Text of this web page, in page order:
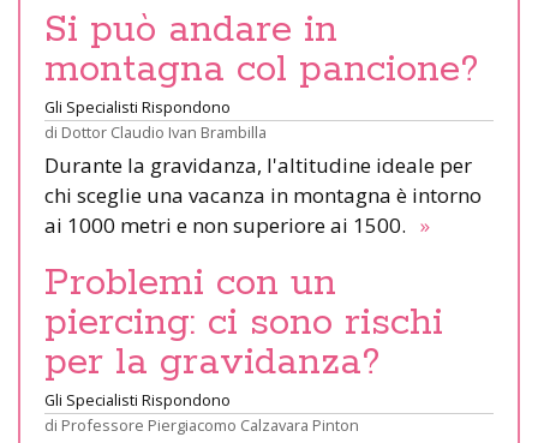
Si può andare in
montagna col pancione?
Gli Specialisti Rispondono
di Dottor Claudio Ivan Brambilla
Durante la gravidanza, l'altitudine ideale per
chi sceglie una vacanza in montagna è intorno
ai 1000 metri e non superiore ai 1500. »
Problemi con un
piercing: ci sono rischi
per la gravidanza?
Gli Specialisti Rispondono
di Professore Piergiacomo Calzavara Pinton